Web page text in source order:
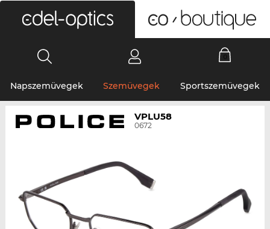
Napszemüvegek Szemüvegek Sportszemüvegek
VPLU58
0672